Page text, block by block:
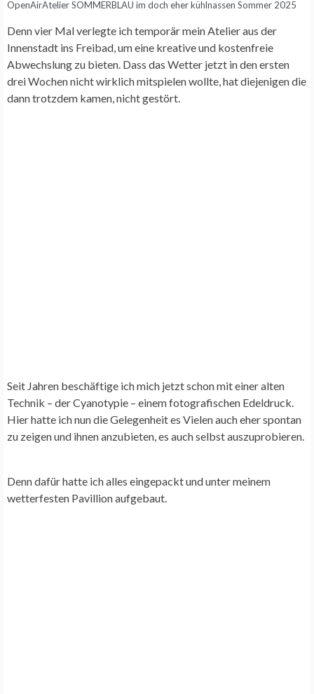
OpenAirAtelier SOMMERBLAU im doch eher kühlnassen Sommer 2025
Denn vier Mal verlegte ich temporär mein Atelier aus der
Innenstadt ins Freibad, um eine kreative und kostenfreie
Abwechslung zu bieten. Dass das Wetter jetzt in den ersten
drei Wochen nicht wirklich mitspielen wollte, hat diejenigen die
dann trotzdem kamen, nicht gestört.
Seit Jahren beschäftige ich mich jetzt schon mit einer alten
Technik – der Cyanotypie – einem fotografischen Edeldruck.
Hier hatte ich nun die Gelegenheit es Vielen auch eher spontan
zu zeigen und ihnen anzubieten, es auch selbst auszuprobieren.
Denn dafür hatte ich alles eingepackt und unter meinem
wetterfesten Pavillion aufgebaut.